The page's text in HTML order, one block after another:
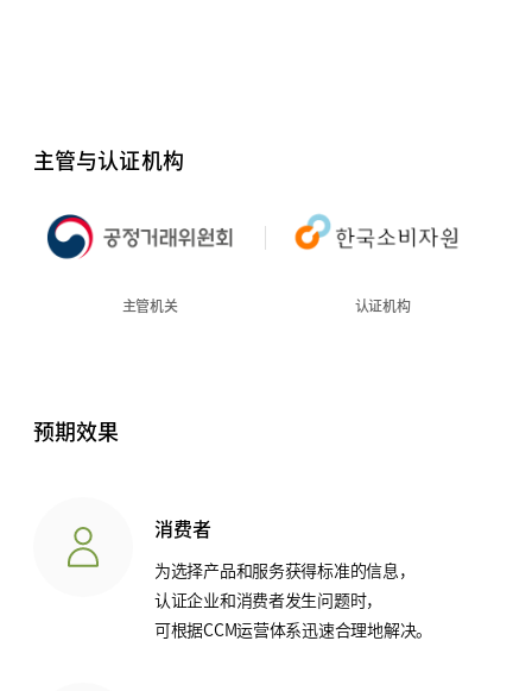
主管与认证机构
主管机关 认证机构
预期效果
消费者
为选择产品和服务获得标准的信息，
认证企业和消费者发生问题时，
可根据CCM运营体系迅速合理地解决。